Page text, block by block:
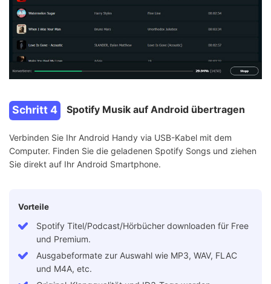
Schritt 4 Spotify Musik auf Android übertragen
Verbinden Sie Ihr Android Handy via USB-Kabel mit dem
Computer. Finden Sie die geladenen Spotify Songs und ziehen
Sie direkt auf Ihr Android Smartphone.
Vorteile
Spotify Titel/Podcast/Hörbücher downloaden für Free
und Premium.
Ausgabeformate zur Auswahl wie MP3, WAV, FLAC
und M4A, etc.